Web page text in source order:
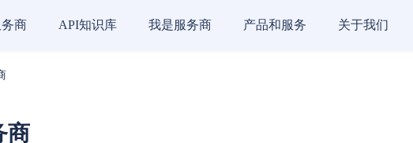
商 API知识库 我是服务商 产品和服务 关于我们
商